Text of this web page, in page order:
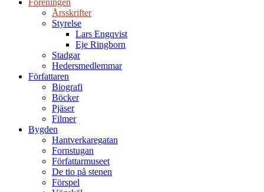
Föreningen
Årsskrifter
Styrelse
Lars Engqvist
Eje Ringborn
Stadgar
Hedersmedlemmar
Författaren
Biografi
Böcker
Pjäser
Filmer
Bygden
Hantverkaregatan
Fornstugan
Författarmuseet
De tio på stenen
Förspel